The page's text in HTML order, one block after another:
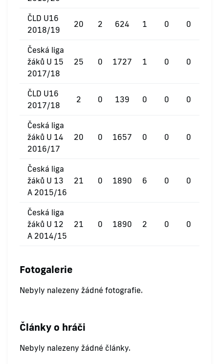
ČLD U16
2018/19
20 2 624 1 0 0
Česká liga
žáků U 15
2017/18
25 0 1727 1 0 0
ČLD U16
2017/18
2 0 139 0 0 0
Česká liga
žáků U 14
2016/17
20 0 1657 0 0 0
Česká liga
žáků U 13
A 2015/16
21 0 1890 6 0 0
Česká liga
žáků U 12
A 2014/15
21 0 1890 2 0 0
Fotogalerie
Nebyly nalezeny žádné fotografie.
Články o hráči
Nebyly nalezeny žádné články.